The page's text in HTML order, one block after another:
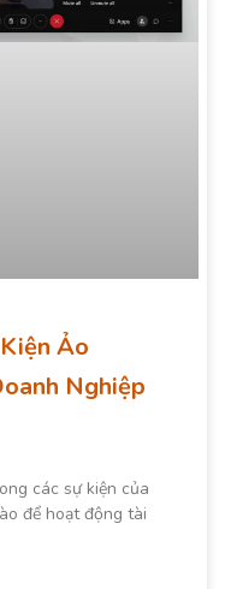
Ảo
Nghiệp
các sự kiện của
để hoạt động tài